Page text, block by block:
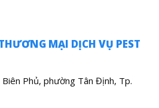
MẠI DỊCH VỤ PEST
Phủ, phường Tân Định, Tp.